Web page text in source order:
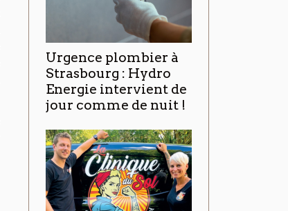
Urgence plombier à
Strasbourg : Hydro
Energie intervient de
jour comme de nuit !